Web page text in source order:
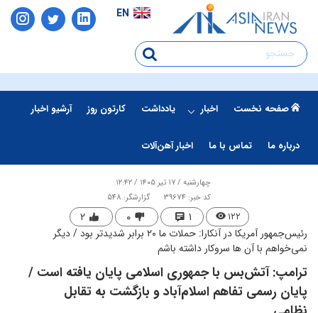
EN
صفحه نخست اخبار یادداشت کارتون روز آرشیو اخبار
درباره ما تماس با ما اخبار آهن‌آلات
چهارشنبه / ۱۷ تیر ۱۴۰۵ / ۱۲:۴۲
کد خبر: 39674
گزارشگر: 548
۱۲۲ ۱ ۰ ۲
رئیس‌جمهور آمریکا در آنکارا: حملات ما ۲۰ برابر شدیدتر بود / دیگر
نمی‌خواهم با آن ها سروکار داشته باشم
ترامپ: آتش‌بس با جمهوری اسلامی پایان یافته است /
پایان رسمی تفاهم اسلام‌آباد و بازگشت به تقابل